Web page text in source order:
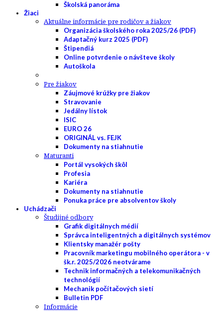
Školská panoráma
Žiaci
Aktuálne informácie pre rodičov a žiakov
Organizácia školského roka 2025/26 (PDF)
Adaptačný kurz 2025 (PDF)
Štipendiá
Online potvrdenie o návšteve školy
Autoškola
Pre žiakov
Záujmové krúžky pre žiakov
Stravovanie
Jedálny lístok
ISIC
EURO 26
ORIGINÁL vs. FEJK
Dokumenty na stiahnutie
Maturanti
Portál vysokých škôl
Profesia
Kariéra
Dokumenty na stiahnutie
Ponuka práce pre absolventov školy
Uchádzači
Študijné odbory
Grafik digitálnych médií
Správca inteligentných a digitálnych systémov
Klientsky manažér pošty
Pracovník marketingu mobilného operátora - v
šk.r. 2025/2026 neotvárame
Technik informačných a telekomunikačných
technológií
Mechanik počítačových sietí
Bulletin PDF
Informácie